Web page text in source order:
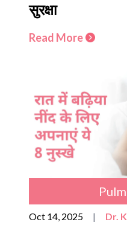
सुरक्षा
Read More
Oct 14, 2025 | Dr.